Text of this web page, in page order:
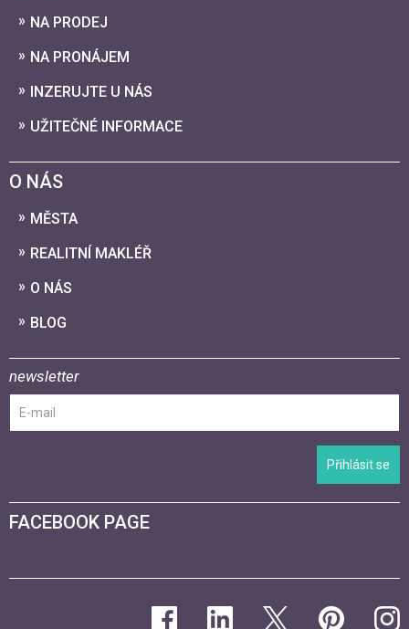
NA PRODEJ
NA PRONÁJEM
INZERUJTE U NÁS
UŽITEČNÉ INFORMACE
O NÁS
MĚSTA
REALITNÍ MAKLÉŘ
O NÁS
BLOG
newsletter
Přihlásit se
FACEBOOK PAGE